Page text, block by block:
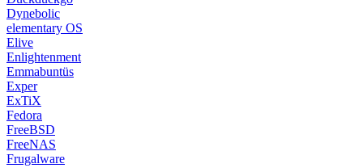
Dynebolic
elementary OS
Elive
Enlightenment
Emmabuntüs
Exper
ExTiX
Fedora
FreeBSD
FreeNAS
Frugalware